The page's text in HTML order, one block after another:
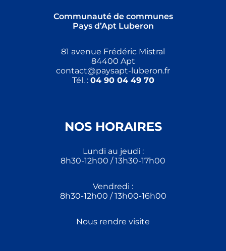
Communauté de communes
Pays d’Apt Luberon
81 avenue Frédéric Mistral
84400 Apt
contact@paysapt-luberon.fr
Tél. : 04 90 04 49 70
NOS HORAIRES
Lundi au jeudi :
8h30-12h00 / 13h30-17h00
Vendredi :
8h30-12h00 / 13h00-16h00
Nous rendre visite